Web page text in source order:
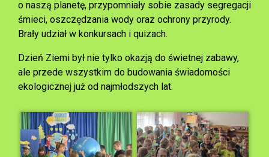
o naszą planetę, przypomniały sobie zasady segregacji
śmieci, oszczędzania wody oraz ochrony przyrody.
Brały udział w konkursach i quizach.
Dzień Ziemi był nie tylko okazją do świetnej zabawy,
ale przede wszystkim do budowania świadomości
ekologicznej już od najmłodszych lat.